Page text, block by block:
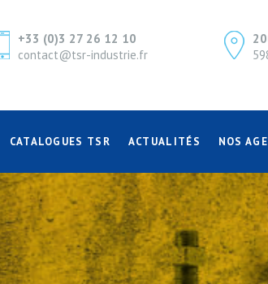
+33 (0)3 27 26 12 10
contact@tsr-industrie.fr
CATALOGUES TSR ACTUALITÉS NOS